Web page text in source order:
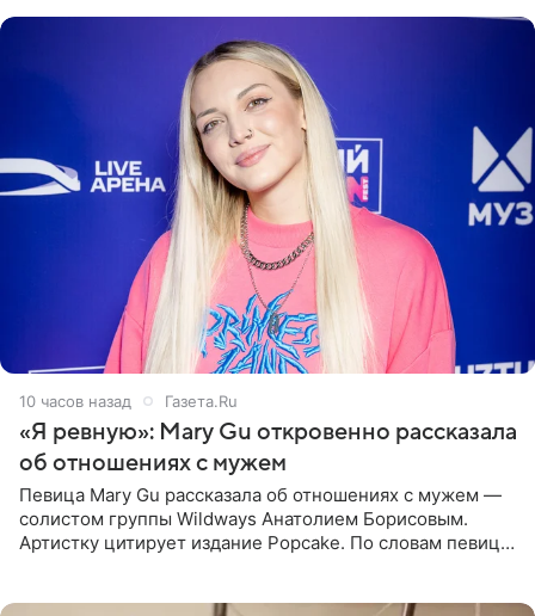
10 часов назад Газета.Ru
«Я ревную»: Mary Gu откровенно рассказала
об отношениях с мужем
Певица Mary Gu рассказала об отношениях с мужем —
солистом группы Wildways Анатолием Борисовым.
Артистку цитирует издание Popcake. По словам певицы,